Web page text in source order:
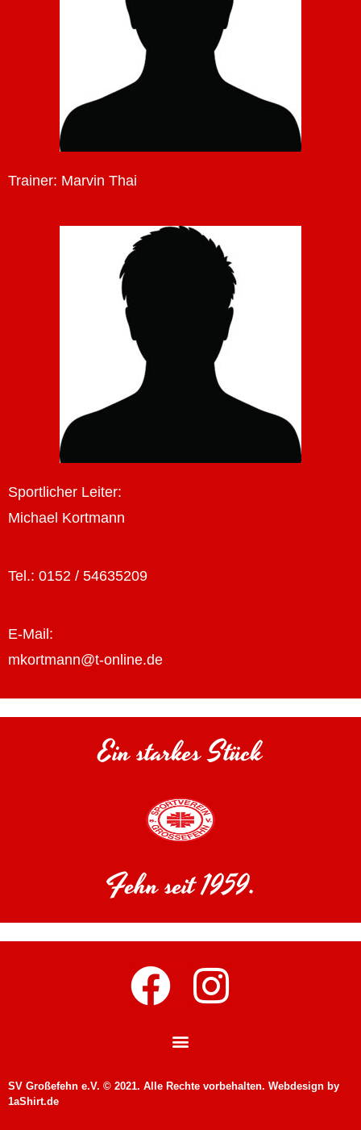
Trainer: Marvin Thai
Sportlicher Leiter:
Michael Kortmann
Tel.: 0152 / 54635209
E-Mail:
mkortmann@t-online.de
Ein starkes Stück
Fehn seit 1959.
SV Großefehn e.V. © 2021. Alle Rechte vorbehalten. Webdesign by
1aShirt.de